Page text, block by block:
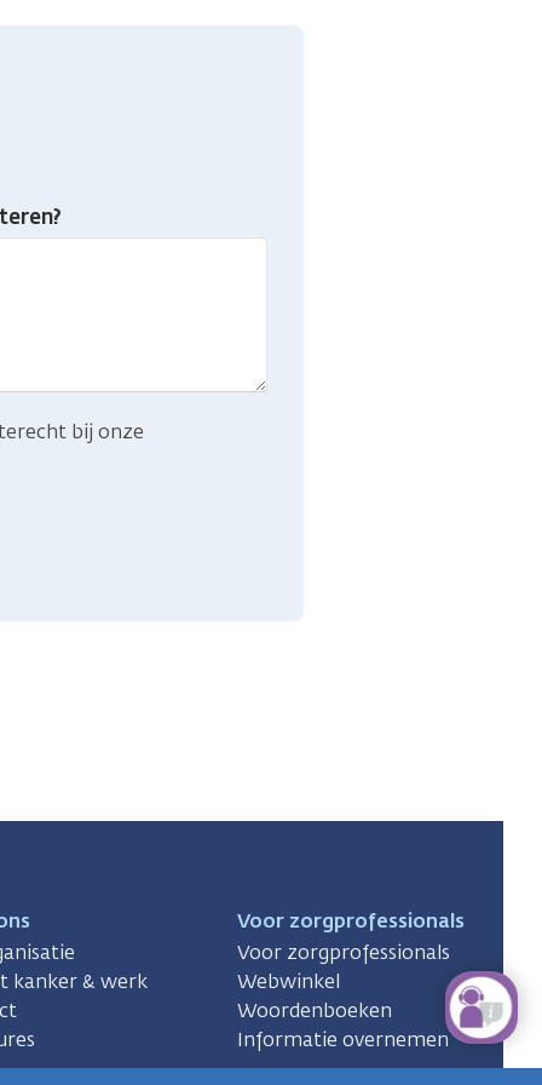
bij onze
kanker & werk
Voor zorgprofessionals
Voor zorgprofessionals
Webwinkel
Woordenboeken
Informatie overnemen